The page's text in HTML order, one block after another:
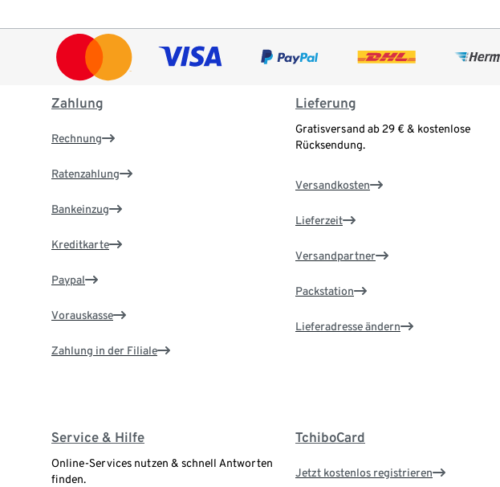
Zahlung
Rechnung
Ratenzahlung
Bankeinzug
Kreditkarte
Paypal
Vorauskasse
Zahlung in der Filiale
Lieferung
Gratisversand ab 29 € & kostenlose
Rücksendung.
Versandkosten
Lieferzeit
Versandpartner
Packstation
Lieferadresse ändern
Service & Hilfe
Online-Services nutzen & schnell Antworten
finden.
TchiboCard
Jetzt kostenlos registrieren